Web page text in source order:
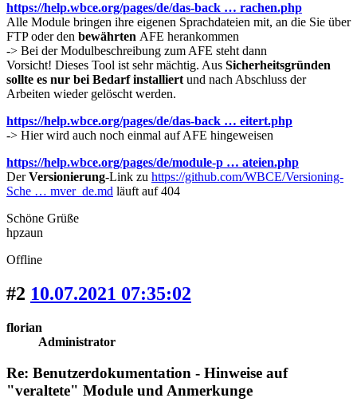
https://help.wbce.org/pages/de/das-back … rachen.php
Alle Module bringen ihre eigenen Sprachdateien mit, an die Sie über
FTP oder den bewährten AFE herankommen
-> Bei der Modulbeschreibung zum AFE steht dann
Vorsicht! Dieses Tool ist sehr mächtig. Aus Sicherheitsgründen
sollte es nur bei Bedarf installiert und nach Abschluss der
Arbeiten wieder gelöscht werden.
https://help.wbce.org/pages/de/das-back … eitert.php
-> Hier wird auch noch einmal auf AFE hingeweisen
https://help.wbce.org/pages/de/module-p … ateien.php
DerVersionierung-Link zu https://github.com/WBCE/Versioning-
Sche … mver_de.md läuft auf 404
Schöne Grüße
hpzaun
Offline
#2 10.07.2021 07:35:02
florian
Administrator
Re: Benutzerdokumentation - Hinweise auf
"veraltete" Module und Anmerkunge